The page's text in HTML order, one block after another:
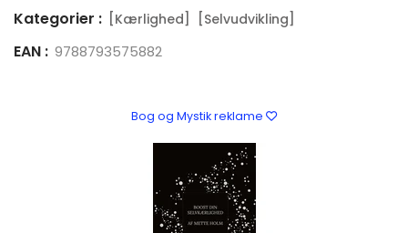
Kategorier : [Kærlighed] [Selvudvikling]
EAN : 9788793575882
Bog og Mystik reklame